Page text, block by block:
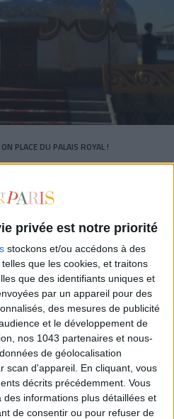
privée est notre priorité
stockons et/ou accédons à des
que les cookies, et traitons
que des identifiants uniques et
par un appareil pour des
des mesures de publicité
et le développement de
nos 1043 partenaires et nous-
de géolocalisation
scan d'appareil. En cliquant, vous
décrits précédemment. Vous
informations plus détaillées et
de consentir ou pour refuser de
PLACE DU PALAIS ROYAL !
AT THE RITZ » OF COCOTTES